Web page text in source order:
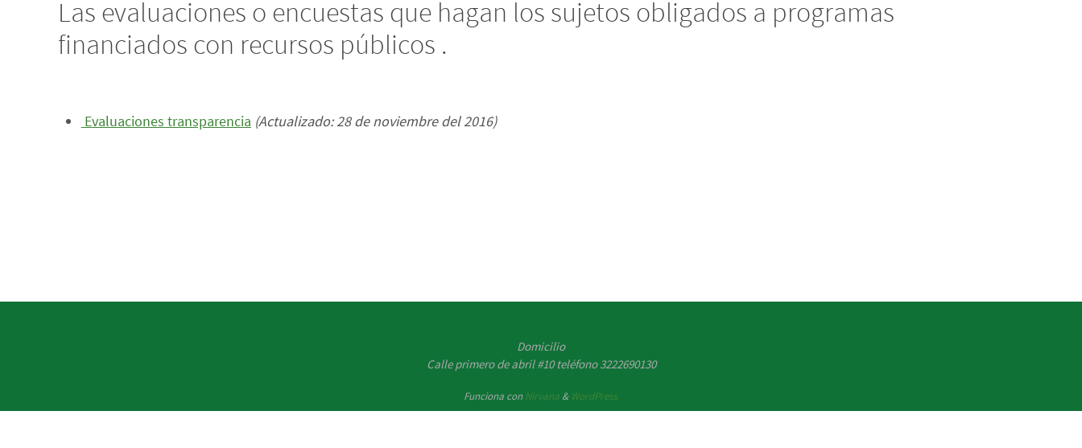
Las evaluaciones o encuestas que hagan los sujetos obligados a programas
financiados con recursos públicos .
Evaluaciones transparencia (Actualizado: 28 de noviembre del 2016)
Domicilio
Calle primero de abril #10 teléfono 3222690130
Funciona conNirvana& WordPress.